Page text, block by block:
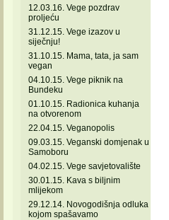
12.03.16. Vege pozdrav
proljeću
31.12.15. Vege izazov u
siječnju!
31.10.15. Mama, tata, ja sam
vegan
04.10.15. Vege piknik na
Bundeku
01.10.15. Radionica kuhanja
na otvorenom
22.04.15. Veganopolis
09.03.15. Veganski domjenak u
Samoboru
04.02.15. Vege savjetovalište
30.01.15. Kava s biljnim
mlijekom
29.12.14. Novogodišnja odluka
kojom spašavamo